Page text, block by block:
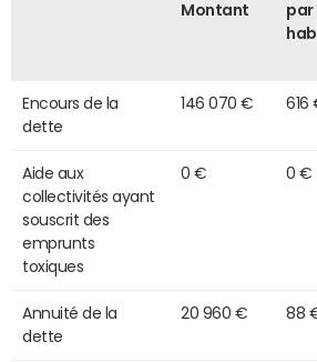
Montant
par
Encours de la
dette
146 070 € 616
Aide aux
collectivités ayant
souscrit des
emprunts
toxiques
0 € 0 €
Annuité de la
dette
20 960 € 88